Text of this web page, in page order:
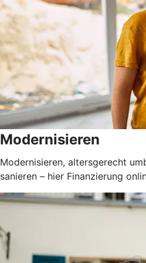
Modernisieren
Modernisieren, altersgerecht
sanieren – hier Finanzierung